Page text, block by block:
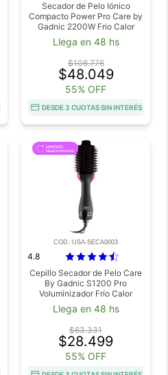
Secador de Pelo Iónico
Compacto Power Pro Care by
Gadnic 2200W Frio Calor
Difusor Antifrizz Usado
Llega en 48 hs
$106.776
$48.049
55% OFF
DESDE 3 CUOTAS SIN INTERÉS
COD. USA-SECA0003
4.8
Cepillo Secador de Pelo Care
By Gadnic S1200 Pro
Voluminizador Frío Calor
Usado
Llega en 48 hs
$63.331
$28.499
55% OFF